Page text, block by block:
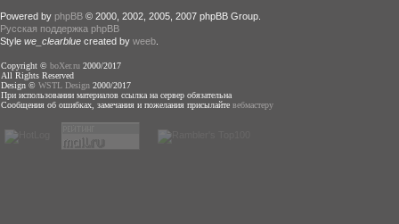
Powered by phpBB © 2000, 2002, 2005, 2007 phpBB Group.
Русская поддержка phpBB
Style we_clearblue created by weeb
Copyright © boXer.ru 2000/2017
All Rights Reserved
Design © WSTL Design 2000/2017
При использовании материалов ссылка на сервер обязательна
Сообщения об ошибках, замечания и пожелания присылайте вебмастеру